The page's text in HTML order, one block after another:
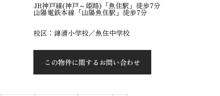
JR神戸線(神戸～姫路)「魚住駅」徒歩7分
山陽電鉄本線「山陽魚住駅」徒歩7分
校区：錦浦小学校／魚住中学校
この物件に関するお問い合わせ